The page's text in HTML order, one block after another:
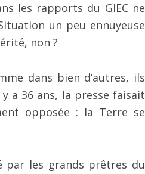
les rapports du GIEC ne
un peu ennuyeuse
non ?
dans bien d’autres, ils
a 36 ans, la presse faisait
opposée : la Terre se
les grands prêtres du